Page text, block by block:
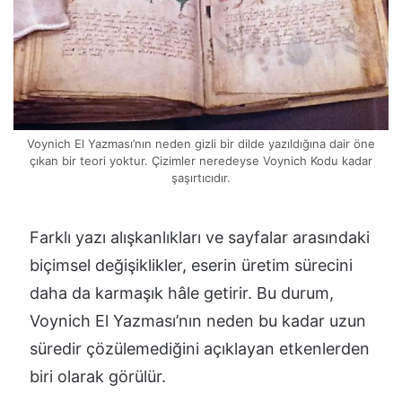
Voynich El Yazması’nın neden gizli bir dilde yazıldığına dair öne
çıkan bir teori yoktur. Çizimler neredeyse Voynich Kodu kadar
şaşırtıcıdır.
Farklı yazı alışkanlıkları ve sayfalar arasındaki
biçimsel değişiklikler, eserin üretim sürecini
daha da karmaşık hâle getirir. Bu durum,
Voynich El Yazması’nın neden bu kadar uzun
süredir çözülemediğini açıklayan etkenlerden
biri olarak görülür.